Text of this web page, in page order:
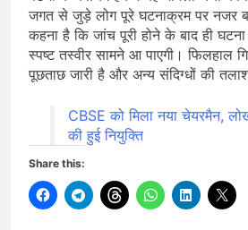
जगत से जुड़े लोग पूरे घटनाक्रम पर नजर
कहना है कि जांच पूरी होने के बाद ही
स्पष्ट तस्वीर सामने आ पाएगी। फिलहाल
पूछताछ जारी है और अन्य संदिग्धों की
CBSE को मिला नया चेयरमैन,
की हुई नियुक्ति
Share this: